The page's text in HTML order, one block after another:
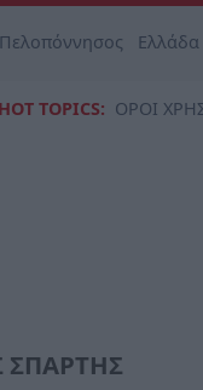
Πελοπόννησος Ελλάδα
HOT TOPICS: ΟΡΟΙ
ΣΠΑΡΤΗΣ